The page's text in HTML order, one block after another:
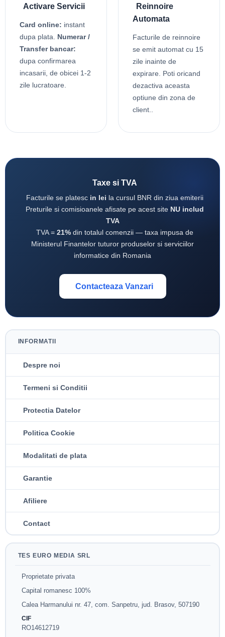
Activare Servicii
Card online: instant
dupa plata. Numerar /
Transfer bancar:
dupa confirmarea
incasarii, de obicei 1-2
zile lucratoare.
Reinnoire
Automata
Facturile de reinnoire
se emit automat cu 15
zile inainte de
expirare. Poti oricand
dezactiva aceasta
optiune din zona de
client..
Taxe si TVA
Facturile se platesc in lei la cursul BNR din ziua emiterii
Preturile si comisioanele afisate pe acest site NU includ
TVA
TVA = 21%din totalul comenzii — taxa impusa de
Ministerul Finantelor tuturor produselor si serviciilor
informatice din Romania
Contacteaza Vanzari
INFORMATII
Despre noi
Termeni si Conditii
Protectia Datelor
Politica Cookie
Modalitati de plata
Garantie
Afiliere
Contact
TES EURO MEDIA SRL
Proprietate privata
Capital romanesc 100%
Calea Harmanului nr. 47, com. Sanpetru, jud. Brasov, 507190
CIF
RO14612719